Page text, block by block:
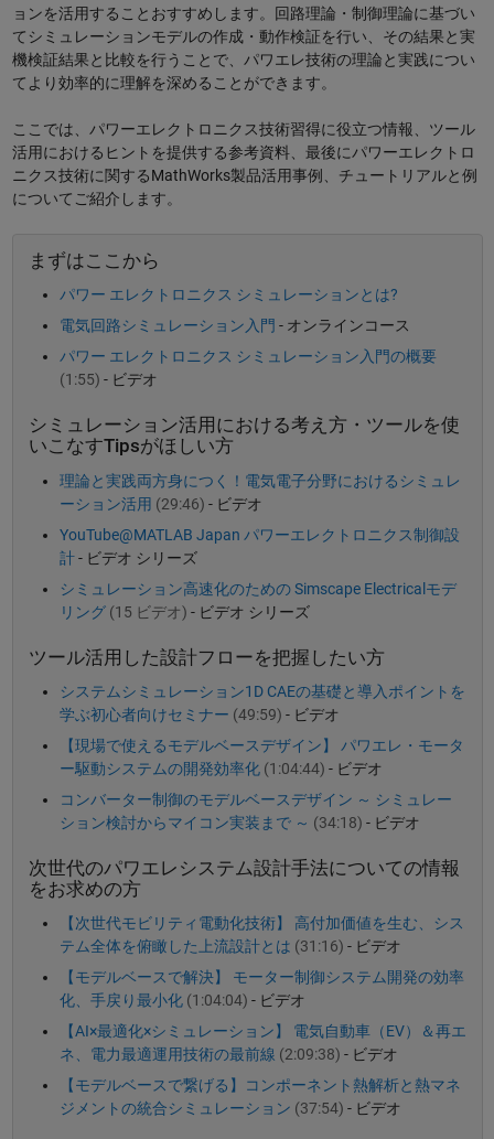
ョンを活用することおすすめします。回路理論・制御理論に基づい
てシミュレーションモデルの作成・動作検証を行い、その結果と実
機検証結果と比較を行うことで、パワエレ技術の理論と実践につい
てより効率的に理解を深めることができます。
ここでは、パワーエレクトロニクス技術習得に役立つ情報、ツール
活用におけるヒントを提供する参考資料、最後にパワーエレクトロ
ニクス技術に関するMathWorks製品活用事例、チュートリアルと例
についてご紹介します。
まずはここから
パワー エレクトロニクス シミュレーションとは?
電気回路シミュレーション入門 - オンラインコース
パワー エレクトロニクス シミュレーション入門の概要
(1:55) - ビデオ
シミュレーション活用における考え方・ツールを使
いこなすTipsがほしい方
理論と実践両方身につく！電気電子分野におけるシミュレ
ーション活用 (29:46) - ビデオ
YouTube@MATLAB Japan パワーエレクトロニクス制御設
計- ビデオ シリーズ
シミュレーション高速化のための Simscape Electricalモデ
リング(15 ビデオ) - ビデオ シリーズ
ツール活用した設計フローを把握したい方
システムシミュレーション1D CAEの基礎と導入ポイントを
学ぶ初心者向けセミナー (49:59) - ビデオ
【現場で使えるモデルベースデザイン】 パワエレ・モータ
ー駆動システムの開発効率化(1:04:44) - ビデオ
コンバーター制御のモデルベースデザイン ～ シミュレー
ション検討からマイコン実装まで ～ (34:18) - ビデオ
次世代のパワエレシステム設計手法についての情報
をお求めの方
【次世代モビリティ電動化技術】 高付加価値を生む、シス
テム全体を俯瞰した上流設計とは (31:16) - ビデオ
【モデルベースで解決】 モーター制御システム開発の効率
化、手戻り最小化(1:04:04) - ビデオ
【AI×最適化×シミュレーション】 電気自動車（EV）＆再エ
ネ、電力最適運用技術の最前線 (2:09:38) - ビデオ
【モデルベースで繋げる】コンポーネント熱解析と熱マネ
ジメントの統合シミュレーション (37:54) - ビデオ